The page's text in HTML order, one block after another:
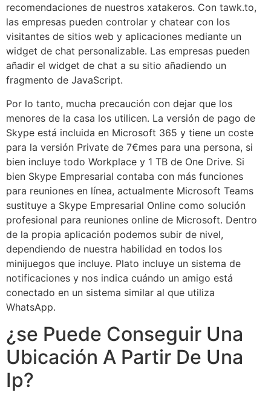
recomendaciones de nuestros xatakeros. Con tawk.to,
las empresas pueden controlar y chatear con los
visitantes de sitios web y aplicaciones mediante un
widget de chat personalizable. Las empresas pueden
añadir el widget de chat a su sitio añadiendo un
fragmento de JavaScript.
Por lo tanto, mucha precaución con dejar que los
menores de la casa los utilicen. La versión de pago de
Skype está incluida en Microsoft 365 y tiene un coste
para la versión Private de 7€mes para una persona, si
bien incluye todo Workplace y 1 TB de One Drive. Si
bien Skype Empresarial contaba con más funciones
para reuniones en línea, actualmente Microsoft Teams
sustituye a Skype Empresarial Online como solución
profesional para reuniones online de Microsoft. Dentro
de la propia aplicación podemos subir de nivel,
dependiendo de nuestra habilidad en todos los
minijuegos que incluye. Plato incluye un sistema de
notificaciones y nos indica cuándo un amigo está
conectado en un sistema similar al que utiliza
WhatsApp.
¿se Puede Conseguir Una
Ubicación A Partir De Una
Ip?